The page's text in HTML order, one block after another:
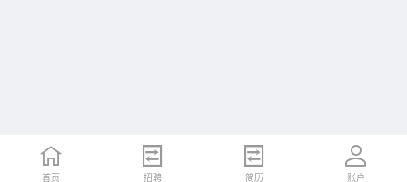
首页 招聘 简历 账户